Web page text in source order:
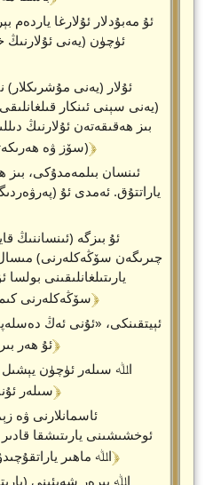
ئۇ مەبۇدلار ئۇلارغا ياردەم
ئۈچۈن (يەنى ئۇلارنىڭ
(يەنى سېنى ئىنكار
بىز ھەقىقەتەن ئۇلارنىڭ
(سۆز ۋە﴾ 76 ﴿
ئىنسان بىلمەمدۇكى، بىز
ياراتتۇق. ئەمدى ئۇ
ئۇ بىزگە (ئىنساننىڭ
چىرىگەن سۆڭەكلەرنى)
يارىتىلغانلىقىنى
سۆڭەكلەرنى﴾ 78 ﴿
ئېيتقىنكى، «ئۇنى ئەڭ
ئۇ ھەر﴾ 79 ﴿
اﷲ سىلەر ئۈچۈن يېشىل
سىلەر﴾ 80 ﴿
ئاسمانلارنى ۋە
ئوخشىشىنى يارىتىشقا
اﷲ ماھىر﴾ 81 ﴿
اﷲ بىرەر شەيئىنى